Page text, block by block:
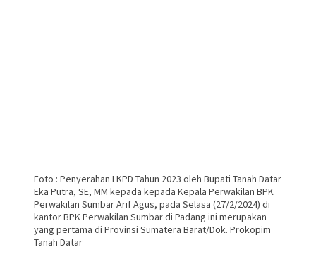
Foto : Penyerahan LKPD Tahun 2023 oleh Bupati Tanah Datar
Eka Putra, SE, MM kepada kepada Kepala Perwakilan BPK
Perwakilan Sumbar Arif Agus, pada Selasa (27/2/2024) di
kantor BPK Perwakilan Sumbar di Padang ini merupakan
yang pertama di Provinsi Sumatera Barat/Dok. Prokopim
Tanah Datar